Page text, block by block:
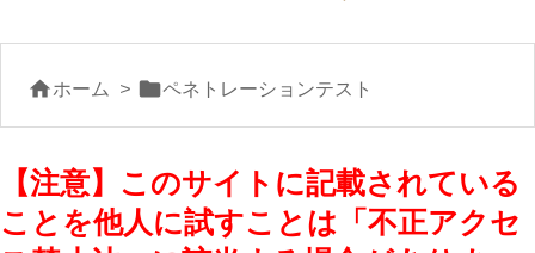

ホーム > ペネトレーションテスト
【注意】このサイトに記載されている
ことを他人に試すことは「不正アクセ